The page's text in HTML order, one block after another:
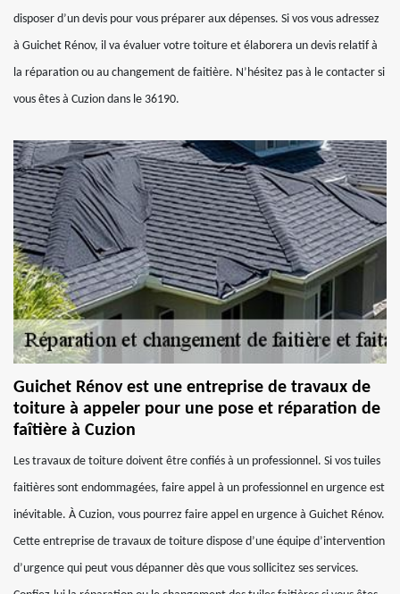
disposer d’un devis pour vous préparer aux dépenses. Si vos vous adressez
à Guichet Rénov, il va évaluer votre toiture et élaborera un devis relatif à
la réparation ou au changement de faitière. N’hésitez pas à le contacter si
vous êtes à Cuzion dans le 36190.
Guichet Rénov est une entreprise de travaux de
toiture à appeler pour une pose et réparation de
faîtière à Cuzion
Les travaux de toiture doivent être confiés à un professionnel. Si vos tuiles
faitières sont endommagées, faire appel à un professionnel en urgence est
inévitable. À Cuzion, vous pourrez faire appel en urgence à Guichet Rénov.
Cette entreprise de travaux de toiture dispose d’une équipe d’intervention
d’urgence qui peut vous dépanner dès que vous sollicitez ses services.